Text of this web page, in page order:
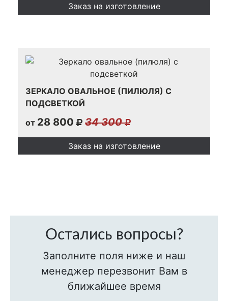
Заказ на изготовление
ЗЕРКАЛО ОВАЛЬНОЕ (ПИЛЮЛЯ) С
ПОДСВЕТКОЙ
от 28 800 34 300
Заказ на изготовление
Остались вопросы?
Заполните поля ниже и наш
менеджер перезвонит Вам в
ближайшее время